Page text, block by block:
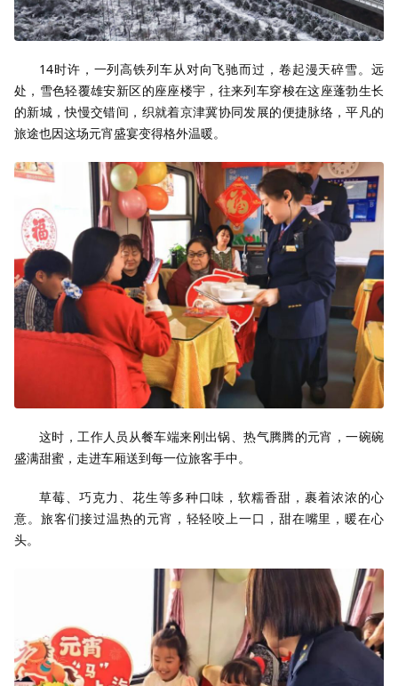
14时许，一列高铁列车从对向飞驰而过，卷起漫天碎雪。远
处，雪色轻覆雄安新区的座座楼宇，往来列车穿梭在这座蓬勃生长
的新城，快慢交错间，织就着京津冀协同发展的便捷脉络，平凡的
旅途也因这场元宵盛宴变得格外温暖。
这时，工作人员从餐车端来刚出锅、热气腾腾的元宵，一碗碗
盛满甜蜜，走进车厢送到每一位旅客手中。
草莓、巧克力、花生等多种口味，软糯香甜，裹着浓浓的心
意。旅客们接过温热的元宵，轻轻咬上一口，甜在嘴里，暖在心
头。